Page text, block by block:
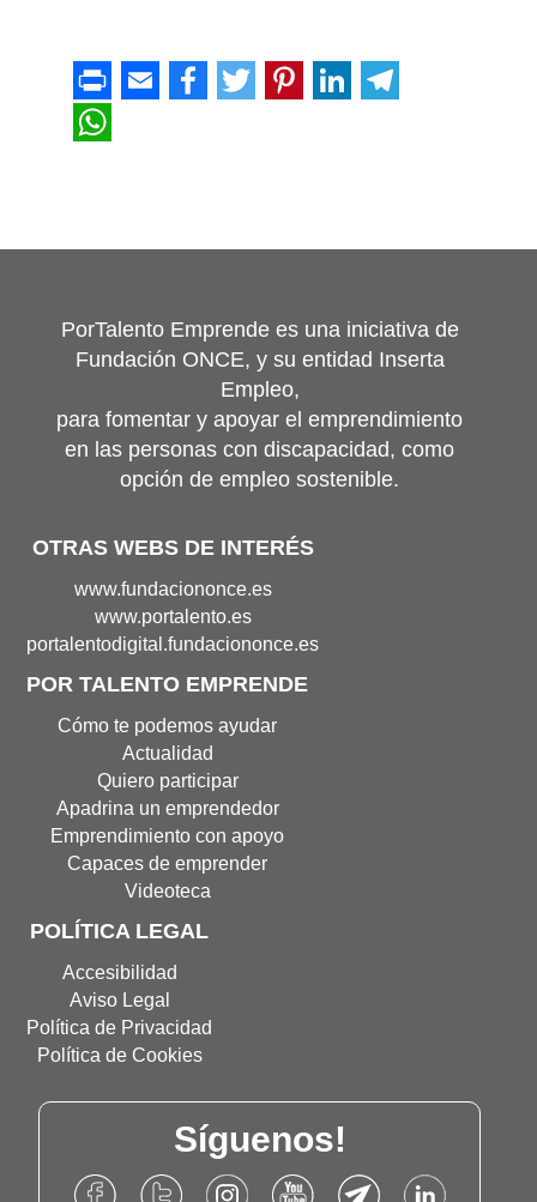
PorTalento Emprende es una iniciativa de
Fundación ONCE, y su entidad Inserta
Empleo,
para fomentar y apoyar el emprendimiento
en las personas con discapacidad, como
opción de empleo sostenible.
OTRAS WEBS DE INTERÉS
Portal
de
Fundación
en
nueva
ventana)
www.fundaciononce.es
Portal
de
en
nueva
ventana)
www.portalento.es
Portal
Portalento
Digital(Abre
ventana
portalentodigital.fundaciononce.es
POR TALENTO EMPRENDE
Cómo te podemos ayudar
Actualidad
Quiero participar
Apadrina un emprendedor
Emprendimiento con apoyo
Capaces de emprender
Videoteca
POLÍTICA LEGAL
Accesibilidad
Aviso Legal
Política de Privacidad
Política de Cookies
Síguenos!
Accede Accede Accede Accede Accede Accede